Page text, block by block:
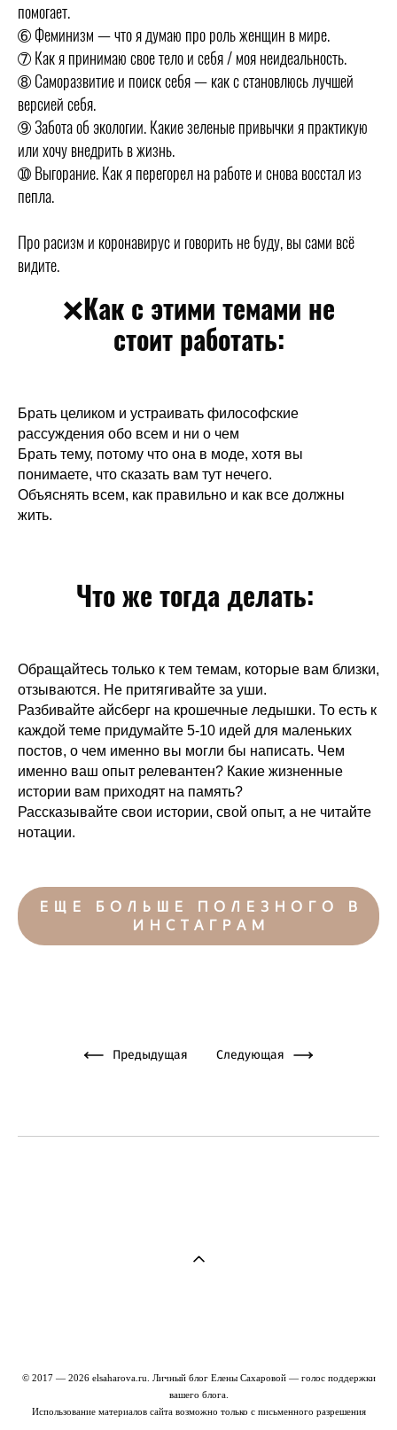
помогает.
➅ Феминизм — что я думаю про роль женщин в мире.
➆ Как я принимаю свое тело и себя / моя неидеальность.
➇ Саморазвитие и поиск себя — как с становлюсь лучшей
версией себя.
➈ Забота об экологии. Какие зеленые привычки я практикую
или хочу внедрить в жизнь.
➉ Выгорание. Как я перегорел на работе и снова восстал из
пепла.
Про расизм и коронавирус и говорить не буду, вы сами всё
видите.
❌Как с этими темами не
стоит работать:
Брать целиком и устраивать философские
рассуждения обо всем и ни о чем
Брать тему, потому что она в моде, хотя вы
понимаете, что сказать вам тут нечего.
Объяснять всем, как правильно и как все должны
жить.
Что же тогда делать:
Обращайтесь только к тем темам, которые вам близки,
отзываются. Не притягивайте за уши.
Разбивайте айсберг на крошечные ледышки. То есть к
каждой теме придумайте 5-10 идей для маленьких
постов, о чем именно вы могли бы написать. Чем
именно ваш опыт релевантен? Какие жизненные
истории вам приходят на память?
Рассказывайте свои истории, свой опыт, а не читайте
нотации.
ЕЩЕ БОЛЬШЕ ПОЛЕЗНОГО В
ИНСТАГРАМ
Предыдущая Следующая
© 2017 — 2026 elsaharova.ru. Личный блог Елены Сахаровой — голос поддержки
вашего блога.
Использование материалов сайта возможно только с письменного разрешения